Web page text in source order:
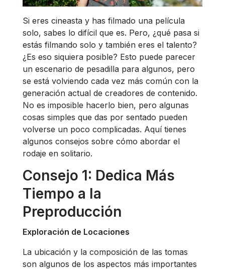
Si eres cineasta y has filmado una película
solo, sabes lo difícil que es. Pero, ¿qué pasa si
estás filmando solo y también eres el talento?
¿Es eso siquiera posible? Esto puede parecer
un escenario de pesadilla para algunos, pero
se está volviendo cada vez más común con la
generación actual de creadores de contenido.
No es imposible hacerlo bien, pero algunas
cosas simples que das por sentado pueden
volverse un poco complicadas. Aquí tienes
algunos consejos sobre cómo abordar el
rodaje en solitario.
Consejo 1: Dedica Más
Tiempo a la
Preproducción
Exploración de Locaciones
La ubicación y la composición de las tomas
son algunos de los aspectos más importantes